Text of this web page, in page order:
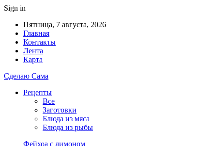
Sign in
Пятница, 7 августа, 2026
Главная
Контакты
Лента
Карта
Сделаю Сама
Рецепты
Все
Заготовки
Блюда из мяса
Блюда из рыбы
Фейхоа с лимоном